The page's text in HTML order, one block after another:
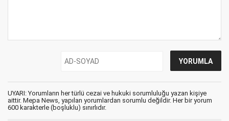
UYARI: Yorumların her türlü cezai ve hukuki sorumluluğu yazan kişiye
aittir. Mepa News, yapılan yorumlardan sorumlu değildir. Her bir yorum
600 karakterle (boşluklu) sınırlıdır.